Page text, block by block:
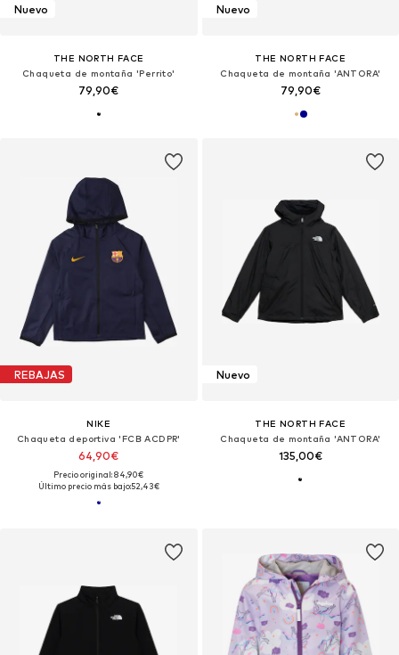
Nuevo
THE NORTH FACE
Chaqueta de montaña 'Perrito'
79,90€
Nuevo
THE NORTH FACE
Chaqueta de montaña 'ANTORA'
79,90€
REBAJAS
NIKE
Chaqueta deportiva 'FCB ACDPR'
64,90€
Precio original: 84,90€
Último precio más bajo:52,43€
Nuevo
THE NORTH FACE
Chaqueta de montaña 'ANTORA'
135,00€